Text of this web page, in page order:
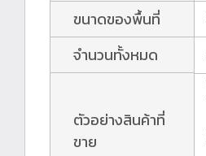
ขนาดของพื้นที่
จำนวนทั้งหมด
ตัวอย่างสินค้าที่
ขาย